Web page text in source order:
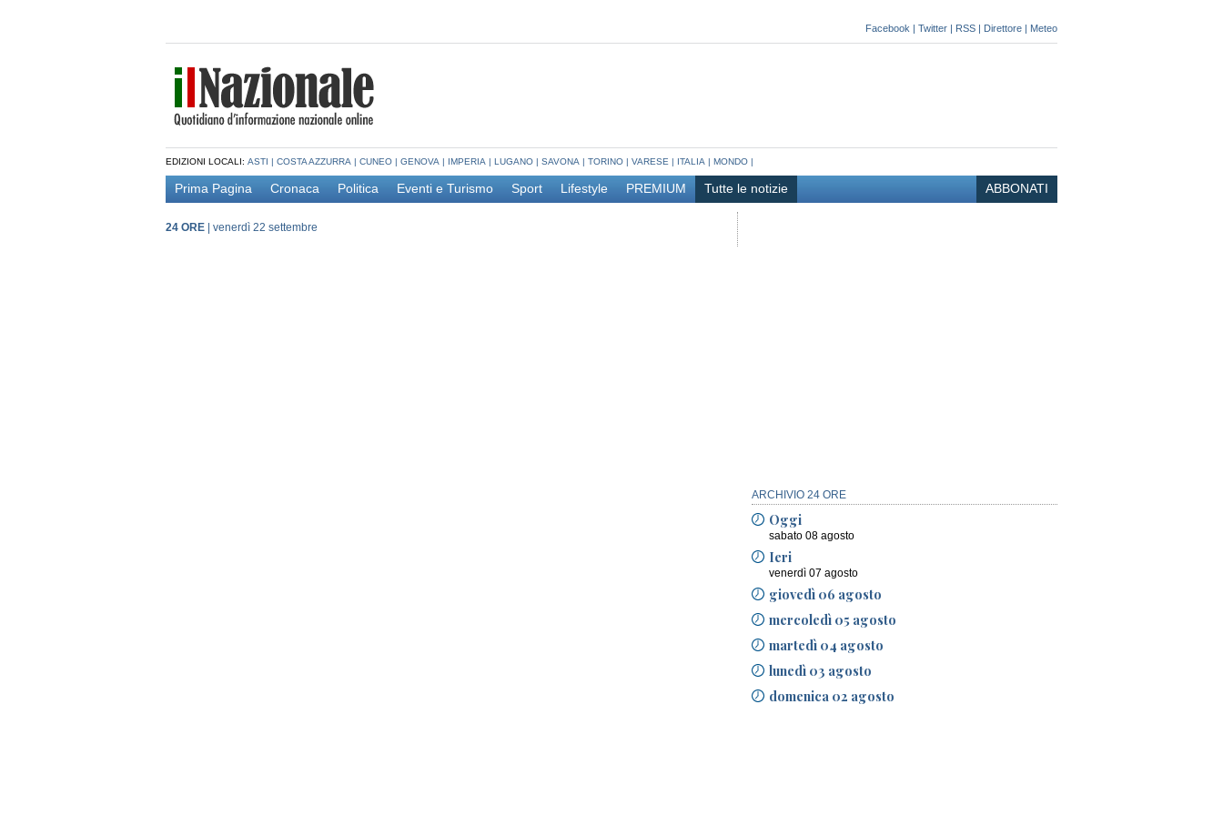
Facebook | Twitter | RSS | Direttore | Meteo
EDIZIONI LOCALI: ASTI | COSTA AZZURRA | CUNEO | GENOVA | IMPERIA | LUGANO | SAVONA | TORINO | VARESE | ITALIA | MONDO |
Prima Pagina Cronaca Politica Eventi e Turismo Sport Lifestyle PREMIUM Tutte le notizie ABBONATI
24 ORE venerdì 22 settembre
ARCHIVIO 24 ORE
Oggi
sabato 08 agosto
Ieri
venerdì 07 agosto
giovedì 06 agosto
mercoledì 05 agosto
martedì 04 agosto
lunedì 03 agosto
domenica 02 agosto